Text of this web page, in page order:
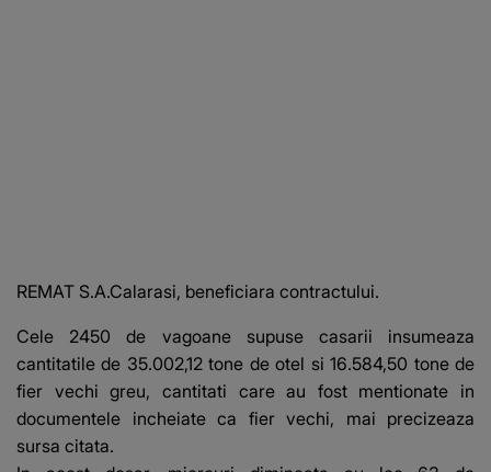
REMAT S.A.Calarasi, beneficiara contractului.
Cele 2450 de vagoane supuse casarii insumeaza
cantitatile de 35.002,12 tone de otel si 16.584,50 tone de
fier vechi greu, cantitati care au fost mentionate in
documentele incheiate ca fier vechi, mai precizeaza
sursa citata.